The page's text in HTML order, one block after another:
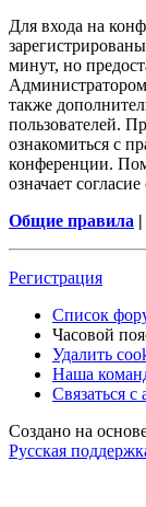
Для входа на
минут, но
также
пользователей.
ознакомиться с
конференции.
означает
Общие правила |
Регистрация
Список
Часовой
Удалить
Наша
Связаться
Создано на
Русская